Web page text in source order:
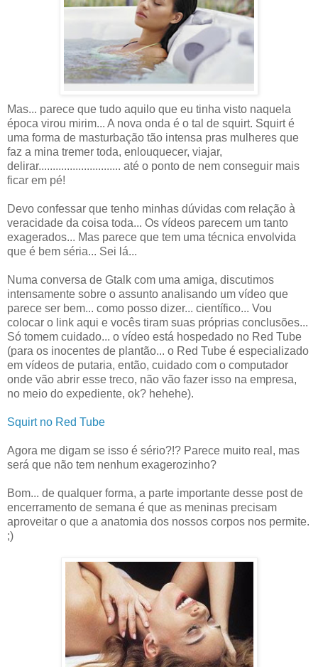
Mas... parece que tudo aquilo que eu tinha visto naquela
época virou mirim... A nova onda é o tal de squirt. Squirt é
uma forma de masturbação tão intensa pras mulheres que
faz a mina tremer toda, enlouquecer, viajar,
delirar............................. até o ponto de nem conseguir mais
ficar em pé!
Devo confessar que tenho minhas dúvidas com relação à
veracidade da coisa toda... Os vídeos parecem um tanto
exagerados... Mas parece que tem uma técnica envolvida
que é bem séria... Sei lá...
Numa conversa de Gtalk com uma amiga, discutimos
intensamente sobre o assunto analisando um vídeo que
parece ser bem... como posso dizer... científico... Vou
colocar o link aqui e vocês tiram suas próprias conclusões...
Só tomem cuidado... o vídeo está hospedado no Red Tube
(para os inocentes de plantão... o Red Tube é especializado
em vídeos de putaria, então, cuidado com o computador
onde vão abrir esse treco, não vão fazer isso na empresa,
no meio do expediente, ok? hehehe).
Squirt no Red Tube
Agora me digam se isso é sério?!? Parece muito real, mas
será que não tem nenhum exagerozinho?
Bom... de qualquer forma, a parte importante desse post de
encerramento de semana é que as meninas precisam
aproveitar o que a anatomia dos nossos corpos nos permite.
;)